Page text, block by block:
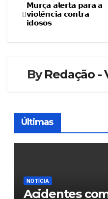
Navegação
de
𝗠𝘂𝗿𝗰̧𝗮 𝗮𝗹𝗲𝗿𝘁𝗮 𝗽𝗮𝗿𝗮 𝗮
𝘃𝗶𝗼𝗹𝗲̂𝗻𝗰𝗶𝗮 𝗰𝗼𝗻𝘁𝗿𝗮
𝗶𝗱𝗼𝘀𝗼𝘀
ByRedação -
Últimas
NOTÍCIA
Acidentes